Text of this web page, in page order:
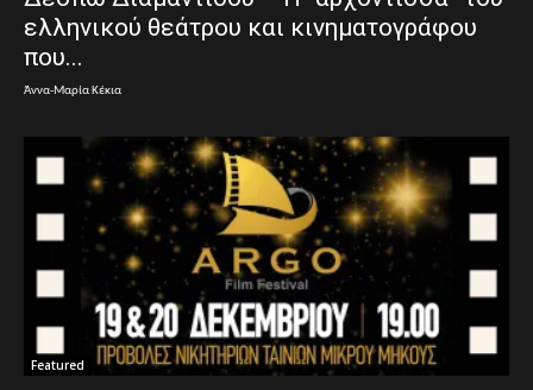
ελληνικού θεάτρου και κινηματογράφου
που...
Άννα-Μαρία Κέκια
Featured